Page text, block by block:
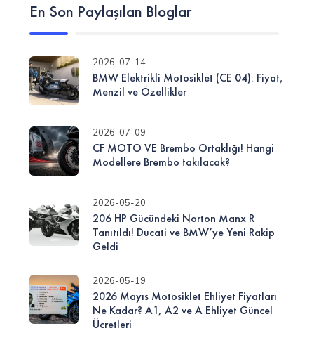
En Son Paylaşılan Bloglar
2026-07-14
BMW Elektrikli Motosiklet (CE 04): Fiyat,
Menzil ve Özellikler
2026-07-09
CF MOTO VE Brembo Ortaklığı! Hangi
Modellere Brembo takılacak?
2026-05-20
206 HP Gücündeki Norton Manx R
Tanıtıldı! Ducati ve BMW’ye Yeni Rakip
Geldi
2026-05-19
2026 Mayıs Motosiklet Ehliyet Fiyatları
Ne Kadar? A1, A2 ve A Ehliyet Güncel
Ücretleri